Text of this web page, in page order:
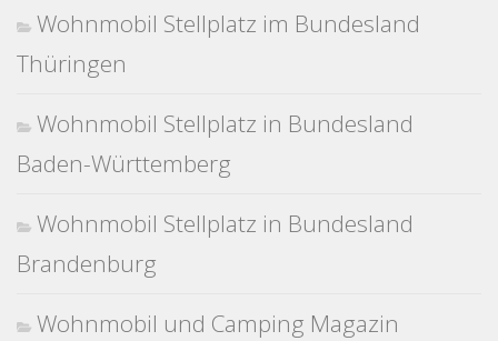
Wohnmobil Stellplatz im Bundesland
Thüringen
Wohnmobil Stellplatz in Bundesland
Baden-Württemberg
Wohnmobil Stellplatz in Bundesland
Brandenburg
Wohnmobil und Camping Magazin